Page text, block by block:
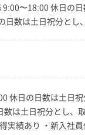
〜18:00 休日の
日数は土日祝分とし
休日の日数は土日
は土日祝分とし、
実績あり ・新入社